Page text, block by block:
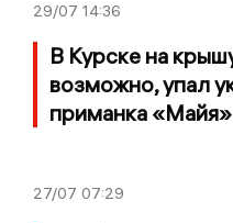
29/07 14:36
В Курске на
возможно, упал
приманка «Майя»
27/07 07:29